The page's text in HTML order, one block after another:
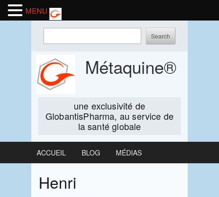
Skip
Métaquine®
une exclusivité de
GlobantisPharma, au service de
la santé globale
keywords
to
search:
ACCUEIL BLOG MÉDIAS
Henri
MENU